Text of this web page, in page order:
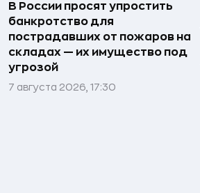
В России просят упростить
банкротство для
пострадавших от пожаров на
складах — их имущество под
угрозой
7 августа 2026, 17:30